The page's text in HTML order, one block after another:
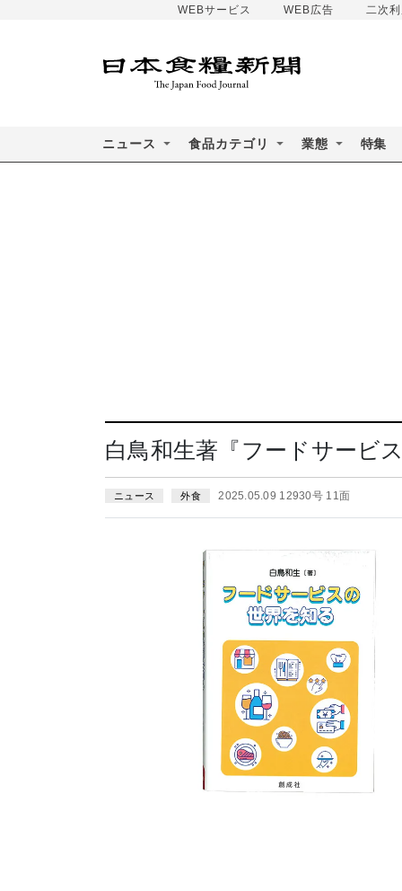
WEBサービス WEB広告 二次
ニュース 食品カテゴリ 業態 特集
白鳥和生著『フードサービ
ニュース 外食 2025.05.09 12930号 11面